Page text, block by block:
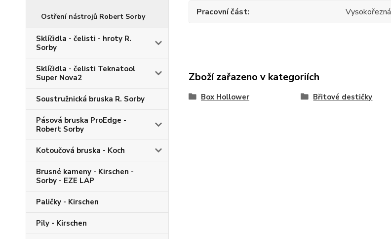
Ostření nástrojů Robert Sorby
Sklíčidla - čelisti - hroty R.
Sorby
Sklíčidla - čelisti Teknatool
Super Nova2
Soustružnická bruska R. Sorby
Pásová bruska ProEdge -
Robert Sorby
Kotoučová bruska - Koch
Brusné kameny - Kirschen -
Sorby - EZE LAP
Paličky - Kirschen
Pily - Kirschen
Pracovní část
Zboží zařazeno v kategoriích
Box Hollower Břitové destičky